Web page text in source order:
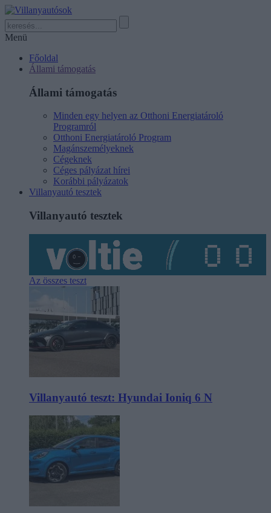
Menü
Főoldal
Állami támogatás
Állami támogatás
Minden egy helyen az Otthoni Energiatároló
Programról
Otthoni Energiatároló Program
Magánszemélyeknek
Cégeknek
Céges pályázat hírei
Korábbi pályázatok
Villanyautó tesztek
Villanyautó tesztek
Az összes teszt
Villanyautó teszt: Hyundai Ioniq 6 N